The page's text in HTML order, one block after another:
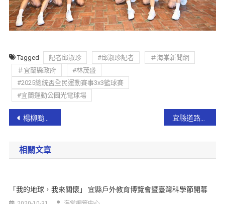
Tagged 記者邱淑珍 #邱淑珍記者
＃海棠新聞網
＃宜蘭縣政府
#林茂盛
#2025總統盃全民運動賽事3x3籃球賽
#宜蘭運動公園光電球場
楊柳颱風來襲 太平山國家森林遊樂區8/12中午12時起預警性休園
相關文章
「我的地球，我來關懷」 宜縣戶外教育博覽會暨臺灣科學節開幕